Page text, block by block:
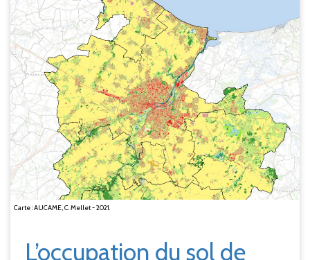
Carte : AUCAME, C. Mellet - 2021.
L’occupation du sol de